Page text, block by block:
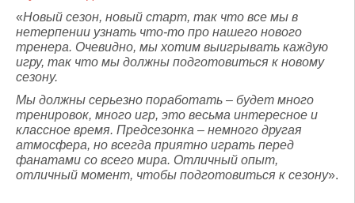
«Новый сезон, новый старт, так что все мы в
нетерпении узнать что-то про нашего нового
тренера. Очевидно, мы хотим выигрывать каждую
игру, так что мы должны подготовиться к новому
сезону.
Мы должны серьезно поработать – будет много
тренировок, много игр, это весьма интересное и
классное время. Предсезонка – немного другая
атмосфера, но всегда приятно играть перед
фанатами со всего мира. Отличный опыт,
отличный момент, чтобы подготовиться к сезону».